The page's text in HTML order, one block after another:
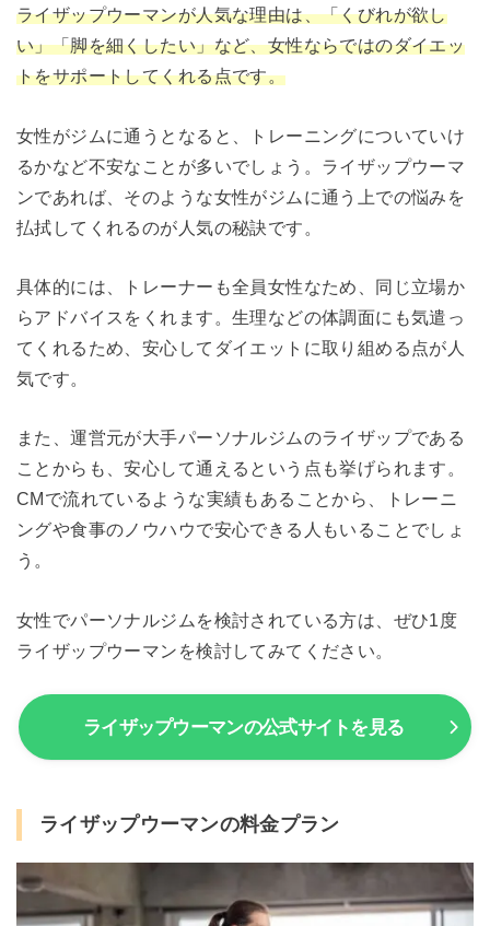
ライザップウーマンが人気な理由は、「くびれが欲し
い」「脚を細くしたい」など、女性ならではのダイエッ
トをサポートしてくれる点です。
女性がジムに通うとなると、トレーニングについていけ
るかなど不安なことが多いでしょう。ライザップウーマ
ンであれば、そのような女性がジムに通う上での悩みを
払拭してくれるのが人気の秘訣です。
具体的には、トレーナーも全員女性なため、同じ立場か
らアドバイスをくれます。生理などの体調面にも気遣っ
てくれるため、安心してダイエットに取り組める点が人
気です。
また、運営元が大手パーソナルジムのライザップである
ことからも、安心して通えるという点も挙げられます。
CMで流れているような実績もあることから、トレーニ
ングや食事のノウハウで安心できる人もいることでしょ
う。
女性でパーソナルジムを検討されている方は、ぜひ1度
ライザップウーマンを検討してみてください。
ライザップウーマンの公式サイトを見る
ライザップウーマンの料金プラン